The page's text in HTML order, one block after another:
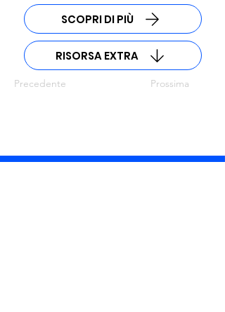
SCOPRI DI PIÙ
RISORSA EXTRA
Precedente Prossima